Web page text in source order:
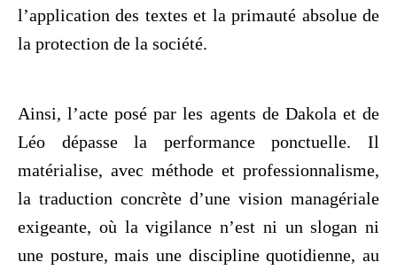
l’application des textes et la primauté absolue de
la protection de la société.
Ainsi, l’acte posé par les agents de Dakola et de
Léo dépasse la performance ponctuelle. Il
matérialise, avec méthode et professionnalisme,
la traduction concrète d’une vision managériale
exigeante, où la vigilance n’est ni un slogan ni
une posture, mais une discipline quotidienne, au